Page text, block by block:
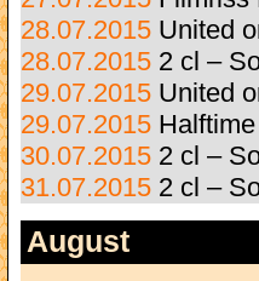
28.07.2015 United
28.07.2015 2 cl –
29.07.2015 United
29.07.2015
30.07.2015 2 cl –
31.07.2015 2 cl –
August